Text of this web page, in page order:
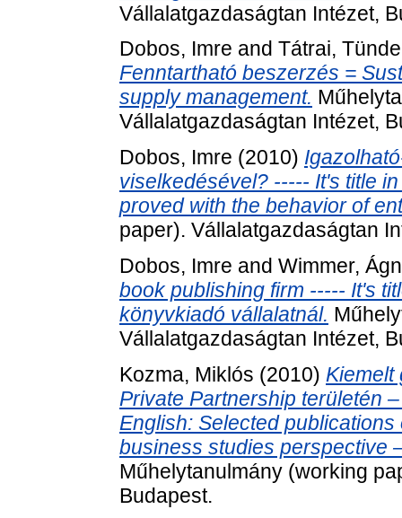
Vállalatgazdaságtan Intézet,
Dobos, Imre and Tátrai, Tünde
Fenntartható beszerzés =
supply management.
Vállalatgazdaságtan Intézet,
Dobos, Imre (2010)
viselkedésével? ----- It's title
proved with the behavior of
paper). Vállalatgazdaságtan
Dobos, Imre and Wimmer,
book publishing firm ----- It's
könyvkiadó vállalatnál.
Vállalatgazdaságtan Intézet,
Kozma, Miklós (2010) Kiemelt
Private Partnership területén
English: Selected
business studies perspective
Műhelytanulmány (working
Budapest.